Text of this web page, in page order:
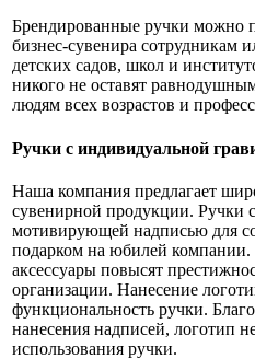
Брендированные ручки можно
бизнес-сувенира сотрудникам
детских садов, школ и
никого не оставят
людям всех возрастов и
Ручки с индивидуальной
Наша компания предлагает
сувенирной продукции. Ручки
мотивирующей надписью для
подарком на юбилей
аксессуары повысят
организации. Нанесение
функциональность ручки.
нанесения надписей, логотип
использования ручки.